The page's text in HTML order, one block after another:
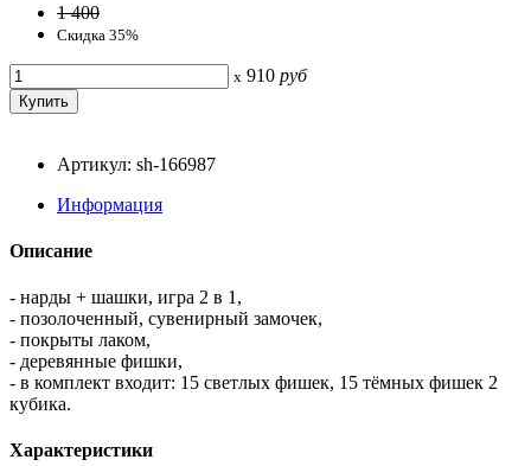
1 400
Скидка 35%
x 910 руб
Артикул: sh-166987
Информация
Описание
- нарды + шашки, игра 2 в 1,
- позолоченный, сувенирный замочек,
- покрыты лаком,
- деревянные фишки,
- в комплект входит: 15 светлых фишек, 15 тёмных фишек 2
кубика.
Характеристики